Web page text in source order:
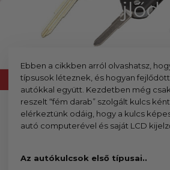
és
Ebben a cikkben arról olvashatsz,
típsusok léteznek, és hogyan
autókkal együtt. Kezdetben még
reszelt “fém darab” szolgált kulcs
elérkeztünk odáig, hogy a kulcs
autó computerével és saját LCD
Az autókulcsok első típusai..